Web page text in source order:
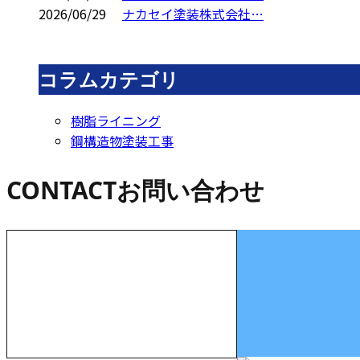
2026/06/29
ナカセイ塗装株式会社…
コラムカテゴリ
樹脂ライニング
鋼構造物塗装工事
CONTACTお問い合わせ